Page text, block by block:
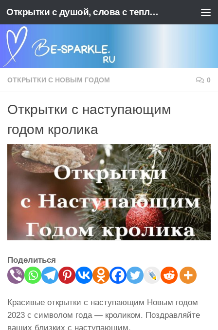
Перейти к содержимому Открытки с душой, слова с теплотой. BE-SPARKLE - Ваш источник позитива
ОТКРЫТКИ С НОВЫМ ГОДОМ 0
Открытки с наступающим
годом кролика
Поделиться
Красивые открытки с наступающим Новым годом
2023 с символом года — кроликом. Поздравляйте
ваших близких с наступающим.